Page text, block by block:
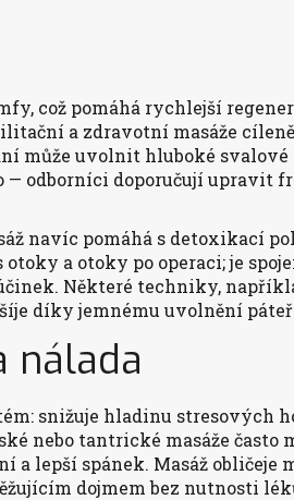
což pomáhá rychlejší
a zdravotní masáže
může uvolnit hluboké
— odborníci doporučují upravit
navíc pomáhá s detoxikací
a otoky po operaci; je
Některé techniky,
díky jemnému uvolnění
nálada
snižuje hladinu stresových
nebo tantrické masáže často
a lepší spánek. Masáž obličeje
dojmem bez nutnosti